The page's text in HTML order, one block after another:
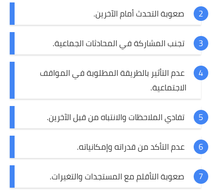
صعوبة التحدث أمام الآخرين.
تجنب المشاركة في المحادثات الجماعية.
عدم التأثير بالطريقة المطلوبة في المواقف
الاجتماعية.
تفادي الملاحظات والانتباه من قبل الآخرين.
عدم التأكد من قدراته وإمكانياته.
صعوبة التأقلم مع المستجدات والتغيرات.